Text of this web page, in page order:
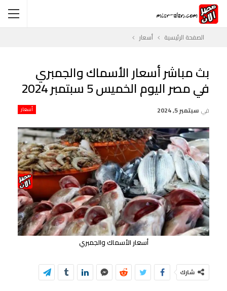
الصفحة الرئيسية أسعار
بث مباشر أسعار الأسماك والجمبري
في مصر اليوم الخميس 5 سبتمبر 2024
أسعار في سبتمبر 5, 2024
أسعار الأسماك والجمبري
شارك